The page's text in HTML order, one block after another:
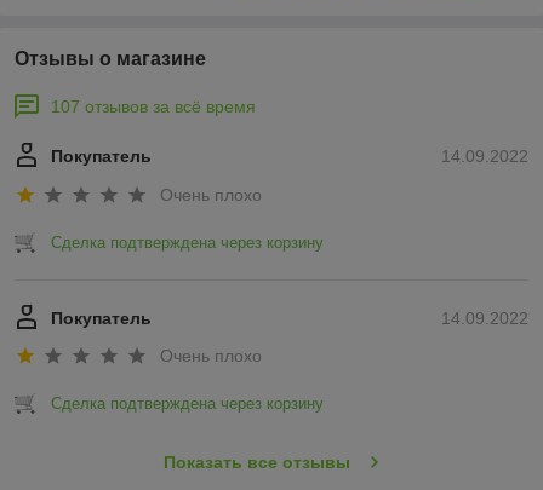
Отзывы о магазине
107 отзывов за всё время
14.09.2022
Покупатель
Очень плохо
Сделка подтверждена через корзину
14.09.2022
Покупатель
Очень плохо
Сделка подтверждена через корзину
Показать все отзывы